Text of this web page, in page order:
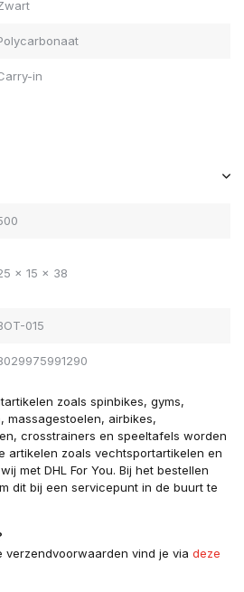
in
x 15 x 38
015
zoals spinbikes, gyms,
massagestoelen, airbikes,
crosstrainers en speeltafels worden
artikelen zoals vechtsportartikelen en
met DHL For You. Bij het bestellen
dit bij een servicepunt in de buurt te
verzendvoorwaarden vind je via deze